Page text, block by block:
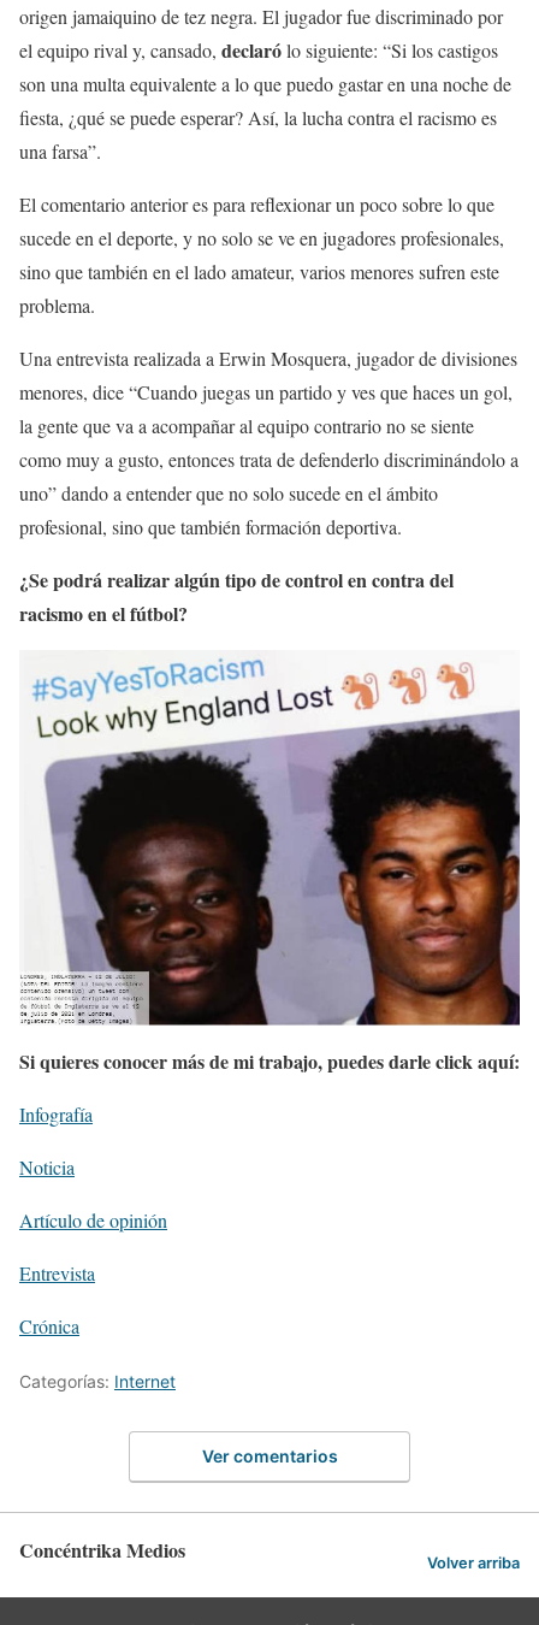
origen jamaiquino de tez negra. El jugador fue discriminado por
el equipo rival y, cansado, declarólo siguiente: “Si los castigos
son una multa equivalente a lo que puedo gastar en una noche de
fiesta, ¿qué se puede esperar? Así, la lucha contra el racismo es
una farsa”.
El comentario anterior es para reflexionar un poco sobre lo que
sucede en el deporte, y no solo se ve en jugadores profesionales,
sino que también en el lado amateur, varios menores sufren este
problema.
Una entrevista realizada a Erwin Mosquera, jugador de divisiones
menores, dice “Cuando juegas un partido y ves que haces un gol,
la gente que va a acompañar al equipo contrario no se siente
como muy a gusto, entonces trata de defenderlo discriminándolo a
uno” dando a entender que no solo sucede en el ámbito
profesional, sino que también formación deportiva.
¿Se podrá realizar algún tipo de control en contra del
racismo en el fútbol?
Si quieres conocer más de mi trabajo, puedes darle click aquí:
Infografía
Noticia
Artículo de opinión
Entrevista
Crónica
Categorías: Internet
Ver comentarios
Concéntrika Medios Volver arriba